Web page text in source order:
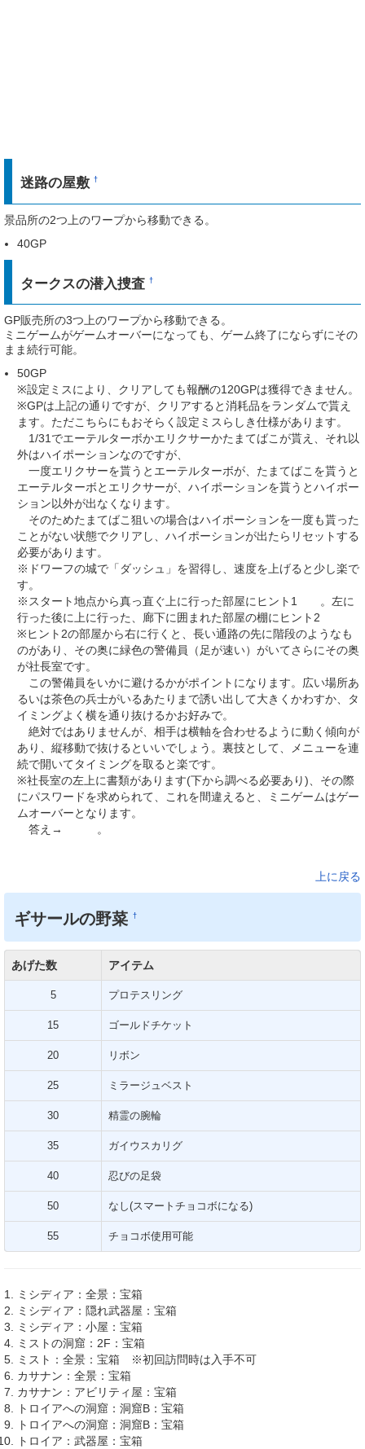
迷路の屋敷†
景品所の2つ上のワープから移動できる。
40GP
タークスの潜入捜査†
GP販売所の3つ上のワープから移動できる。
ミニゲームがゲームオーバーになっても、ゲーム終了にならずにその
まま続行可能。
50GP
※設定ミスにより、クリアしても報酬の120GPは獲得できません。
※GPは上記の通りですが、クリアすると消耗品をランダムで貰え
ます。ただこちらにもおそらく設定ミスらしき仕様があります。
1/31でエーテルターボかエリクサーかたまてばこが貰え、それ以
外はハイポーションなのですが、
一度エリクサーを貰うとエーテルターボが、たまてばこを貰うと
エーテルターボとエリクサーが、ハイポーションを貰うとハイポー
ション以外が出なくなります。
そのためたまてばこ狙いの場合はハイポーションを一度も貰った
ことがない状態でクリアし、ハイポーションが出たらリセットする
必要があります。
※ドワーフの城で「ダッシュ」を習得し、速度を上げると少し楽で
す。
※スタート地点から真っ直ぐ上に行った部屋にヒント1
。左に
行った後に上に行った、廊下に囲まれた部屋の棚にヒント2
※ヒント2の部屋から右に行くと、長い通路の先に階段のようなも
のがあり、その奥に緑色の警備員（足が速い）がいてさらにその奥
が社長室です。
この警備員をいかに避けるかがポイントになります。広い場所あ
るいは茶色の兵士がいるあたりまで誘い出して大きくかわすか、タ
イミングよく横を通り抜けるかお好みで。
絶対ではありませんが、相手は横軸を合わせるように動く傾向が
あり、縦移動で抜けるといいでしょう。裏技として、メニューを連
続で開いてタイミングを取ると楽です。
※社長室の左上に書類があります(下から調べる必要あり)、その際
にパスワードを求められて、これを間違えると、ミニゲームはゲー
ムオーバーとなります。
答え→
。
上に戻る
ギサールの野菜†
あげた数 アイテム
5 プロテスリング
15 ゴールドチケット
20 リボン
25 ミラージュベスト
30 精霊の腕輪
35 ガイウスカリグ
40 忍びの足袋
50 なし(スマートチョコボになる)
55 チョコボ使用可能
ミシディア：全景：宝箱
ミシディア：隠れ武器屋：宝箱
ミシディア：小屋：宝箱
ミストの洞窟：2F：宝箱
ミスト：全景：宝箱 ※初回訪問時は入手不可
カサナン：全景：宝箱
カサナン：アビリティ屋：宝箱
トロイアへの洞窟：洞窟B：宝箱
トロイアへの洞窟：洞窟B：宝箱
トロイア：武器屋：宝箱